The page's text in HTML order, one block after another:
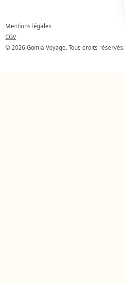
Mentions légales
CGV
© 2026 Gomia Voyage. Tous droits réservés.